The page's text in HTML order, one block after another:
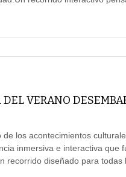
VERANO
los acontecimientos
inmersiva e interactiva que
recorrido diseñado para todas